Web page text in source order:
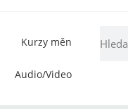
Kurzy měn
Audio/Video